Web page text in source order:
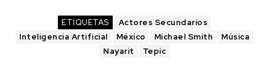
ETIQUETAS
Actores Secundarios
Inteligencia Artificial
México Michael Smith
Música
Nayarit
Tepic